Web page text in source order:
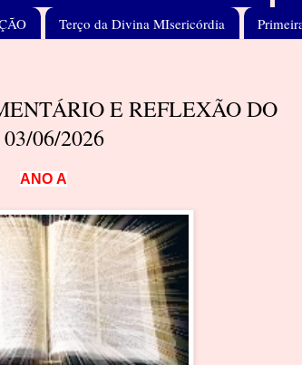
Terço da Divina MIsericórdia
E REFLEXÃO DO
06/2026
A NO A